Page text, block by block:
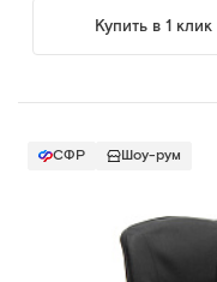
Купить в 1 клик
СФР Шоу-рум